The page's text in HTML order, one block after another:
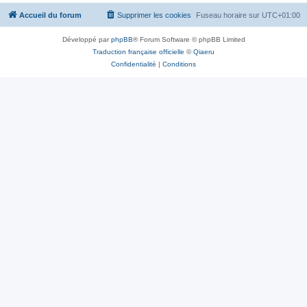
Accueil du forum Fuseau horaire sur UTC+01:00
Supprimer les cookies
Développé parphpBB® Forum Software © phpBB Limited
Traduction française officielle ©Qiaeru
Confidentialité | Conditions